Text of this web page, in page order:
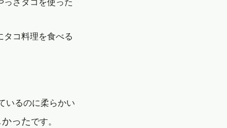
コ料理を食べる
いるのに柔らかい
ったです。